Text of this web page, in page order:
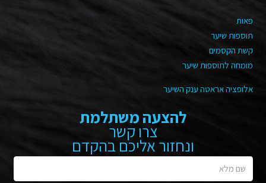
פאות
תוספות שיער
קשת הקסמים
מומחה לתוספות שיער
אלופציה אראטה ענק השיער
להצעה משתלמת
צרו קשר
ונחזור אליכם בהקדם